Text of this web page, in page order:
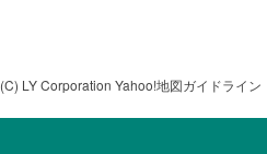
(C) LY Corporation Yahoo!地図ガイドライン